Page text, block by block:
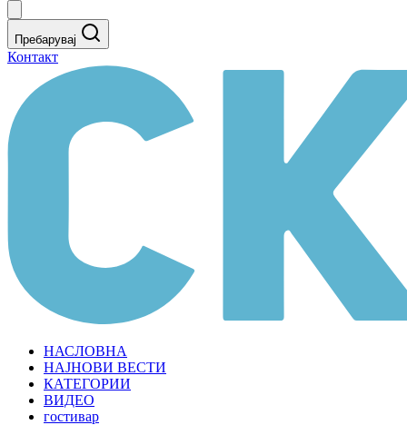
Пребарувај
Контакт
НАСЛОВНА
НАЈНОВИ ВЕСТИ
КАТЕГОРИИ
ВИДЕО
гостивар